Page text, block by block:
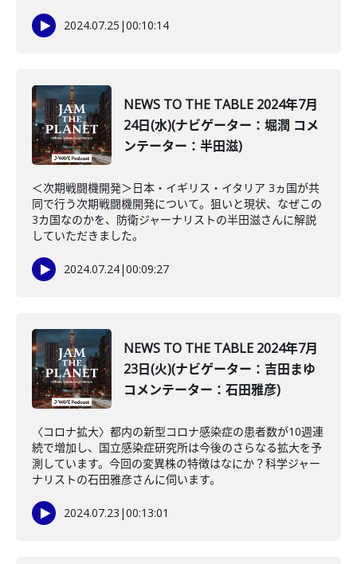
2024.07.25 |00:10:14
NEWS TO THE TABLE 2024年7月
24日(水)(ナビゲーター：堀潤 コメ
ンテーター：半田滋)
＜次期戦闘機開発＞日本・イギリス・イタリア 3ヵ国が共
同で行う次期戦闘機開発について。狙いと現状、なぜこの
3カ国なのかを、防衛ジャーナリストの半田滋さんに解説
していただきました。
2024.07.24|00:09:27
NEWS TO THE TABLE 2024年7月
23日(火)(ナビゲーター：吉田まゆ
コメンテーター：石田雅彦)
〈コロナ拡大〉都内の新型コロナ感染症の患者数が10週連
続で増加し、国立感染症研究所は今後のさらなる拡大を予
測しています。今回の変異株の特徴はなにか？科学ジャー
ナリストの石田雅彦さんに伺います。
2024.07.23 |00:13:01